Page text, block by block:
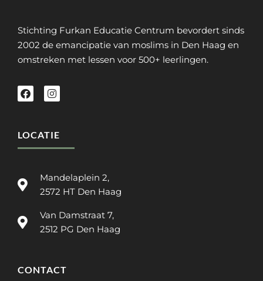
Stichting Furkan Educatie Centrum bevordert sinds
2002 de emancipatie van moslims in Den Haag en
omstreken met lessen voor 500+ leerlingen.
LOCATIE
Mandelaplein 2,
2572 HT Den Haag
Van Damstraat 7,
2512 PG Den Haag
CONTACT